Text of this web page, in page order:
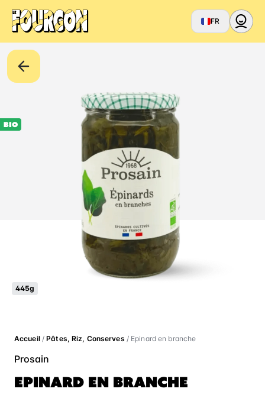
FR
BIO
445g
Accueil/Pâtes, Riz, Conserves / Epinard en branche
Prosain
EPINARD EN BRANCHE